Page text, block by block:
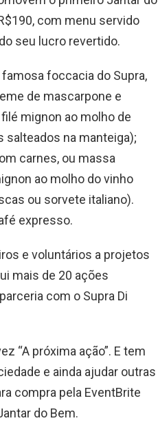
com menu servido
seu lucro revertido.
foccacia do Supra,
de mascarpone e
mignon ao molho de
salteados na manteiga);
carnes, ou massa
ao molho do vinho
ou sorvete italiano).
expresso.
e voluntários a projetos
mais de 20 ações
com o Supra Di
“A próxima ação”. E tem
e ainda ajudar outras
compra pela EventBrite
do Bem.